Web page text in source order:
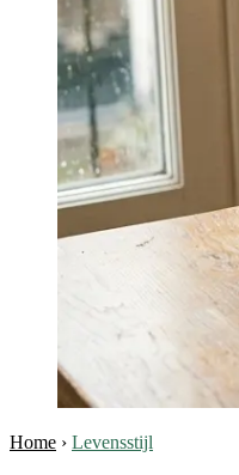
Home › Levensstijl